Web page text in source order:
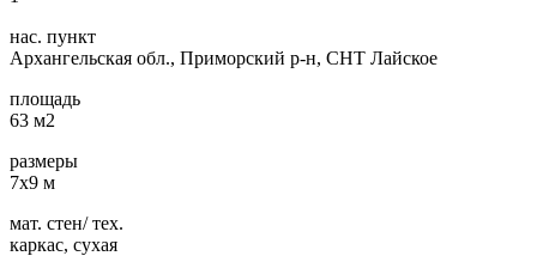
нас. пункт
Архангельская обл., Приморский р-н, СНТ Лайское
площадь
63 м2
размеры
7х9 м
мат. стен/ тех.
каркас, сухая